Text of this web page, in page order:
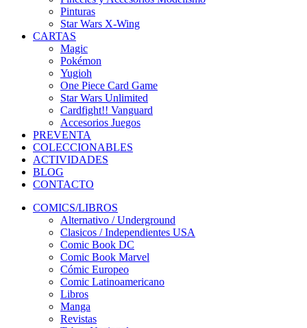
Pinturas
Star Wars X-Wing
CARTAS
Magic
Pokémon
Yugioh
One Piece Card Game
Star Wars Unlimited
Cardfight!! Vanguard
Accesorios Juegos
PREVENTA
COLECCIONABLES
ACTIVIDADES
BLOG
CONTACTO
COMICS/LIBROS
Alternativo / Underground
Clasicos / Independientes USA
Comic Book DC
Comic Book Marvel
Cómic Europeo
Comic Latinoamericano
Libros
Manga
Revistas